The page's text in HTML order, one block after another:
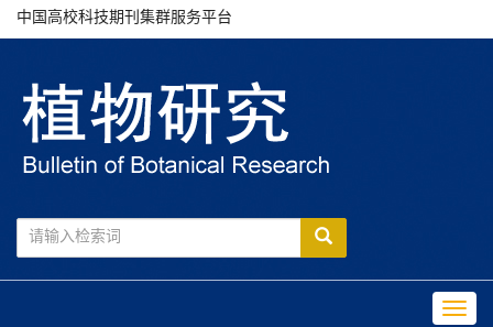
中国高校科技期刊集群服务平台